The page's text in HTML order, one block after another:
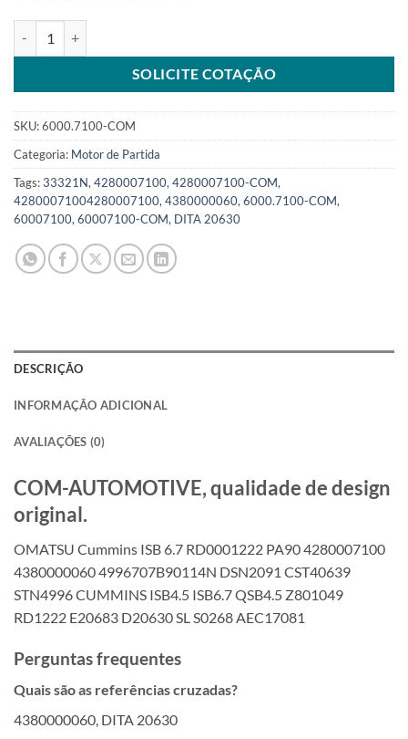
SOLICITE COTAÇÃO
SKU:6000.7100-COM
Categoria: Motor de Partida
Tags:33321N, 4280007100, 4280007100-COM,
42800071004280007100, 4380000060, 6000.7100-COM,
60007100, 60007100-COM, DITA 20630
DESCRIÇÃO
INFORMAÇÃO ADICIONAL
AVALIAÇÕES (0)
COM-AUTOMOTIVE, qualidade de design
original.
OMATSU Cummins ISB 6.7 RD0001222 PA90 4280007100
4380000060 4996707B90114N DSN2091 CST40639
STN4996 CUMMINS ISB4.5 ISB6.7 QSB4.5 Z801049
RD1222 E20683 D20630 SL S0268 AEC17081
Perguntas frequentes
Quais são as referências cruzadas?
4380000060, DITA 20630